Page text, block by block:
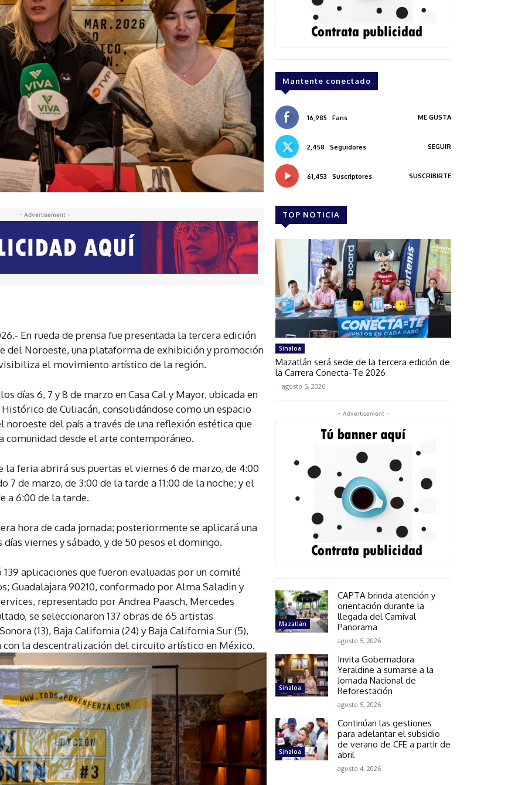
- Advertisement -
En rueda de prensa fue presentada la tercera edición
del Noroeste, una plataforma de exhibición y promoción
el movimiento artístico de la región.
días 6, 7 y 8 de marzo en Casa Cal y Mayor, ubicada en
de Culiacán, consolidándose como un espacio
del país a través de una reflexión estética que
desde el arte contemporáneo.
feria abrirá sus puertas el viernes 6 de marzo, de 4:00
7 de marzo, de 3:00 de la tarde a 11:00 de la noche; y el
a 6:00 de la tarde.
hora de cada jornada; posteriormente se aplicará una
viernes y sábado, y de 50 pesos el domingo.
aplicaciones que fueron evaluadas por un comité
Guadalajara 90210, conformado por Alma Saladin y
representado por Andrea Paasch, Mercedes
se seleccionaron 137 obras de 65 artistas
(13), Baja California (24) y Baja California Sur (5),
la descentralización del circuito artístico en México.
Mantente conectado
16,985 Fans ME GUSTA
2,458 Seguidores SEGUIR
61,453 Suscriptores SUSCRIBIRTE
TOP NOTICIA
Sinaloa
Mazatlán será sede de la tercera edición de
la Carrera Conecta-Te 2026
- agosto 5, 2026
- Advertisement -
Mazatlán
CAPTA brinda atención y
orientación durante la
llegada del Carnival
Panorama
agosto 5, 2026
Sinaloa
Invita Gobernadora
Yeraldine a sumarse a la
Jornada Nacional de
Reforestación
agosto 5, 2026
Sinaloa
Continúan las gestiones
para adelantar el subsidio
de verano de CFE a partir de
abril
agosto 4, 2026